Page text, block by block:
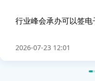
行业峰会承办可以签电
2026-07-23 12:01